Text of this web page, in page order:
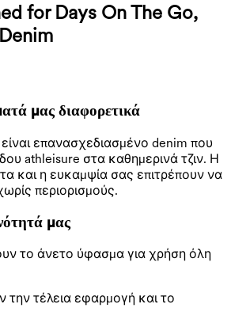
for Days On The Go,
μας διαφορετικά
επανασχεδιασμένο denim που
athleisure στα καθημερινά τζιν. Η
και η ευκαμψία σας επιτρέπουν να
περιορισμούς.
μας
το άνετο ύφασμα για χρήση όλη
την τέλεια εφαρμογή και το